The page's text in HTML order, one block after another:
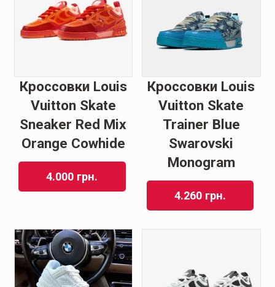
Кроссовки Louis
Vuitton Skate
Sneaker Red Mix
Orange Cowhide
4.000 грн.
Кроссовки Louis
Vuitton Skate
Trainer Blue
Swarovski
Monogram
4.260 грн.